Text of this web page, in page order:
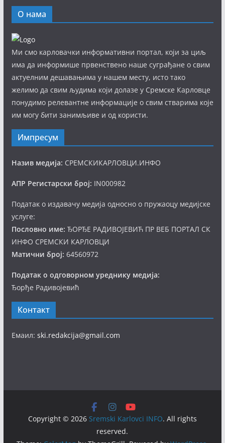
О нама
Ми смо карловачки информативни портал, који за циљ
има да информише првенствено наше суграђане о свим
актуелним дешавањима у нашем месту, исто тако
желимо да свим људима који долазе у Сремске Карловце
понудимо релевантне информације о свим стварима које
им могу бити занимљиве и од користи.
Импресум
Назив медија: СРЕМСКИКАРЛОВЦИ.ИНФО
АПР Регистарски број: IN000982
Податак о издавачу медија односно о пружаоцу медијске
услуге:
Пословно име: ЂОРЂЕ РАДИВОЈЕВИЋ ПР ВЕБ ПОРТАЛ СК
ИНФО СРЕМСКИ КАРЛОВЦИ
Матични број: 64560972
Податак о одговорном уреднику медија:
Ђорђе Радивојевић
Контакт
Емаил: ski.redakcija@gmail.com
Copyright © 2026 Sremski Karlovci INFO. All rights
reserved.